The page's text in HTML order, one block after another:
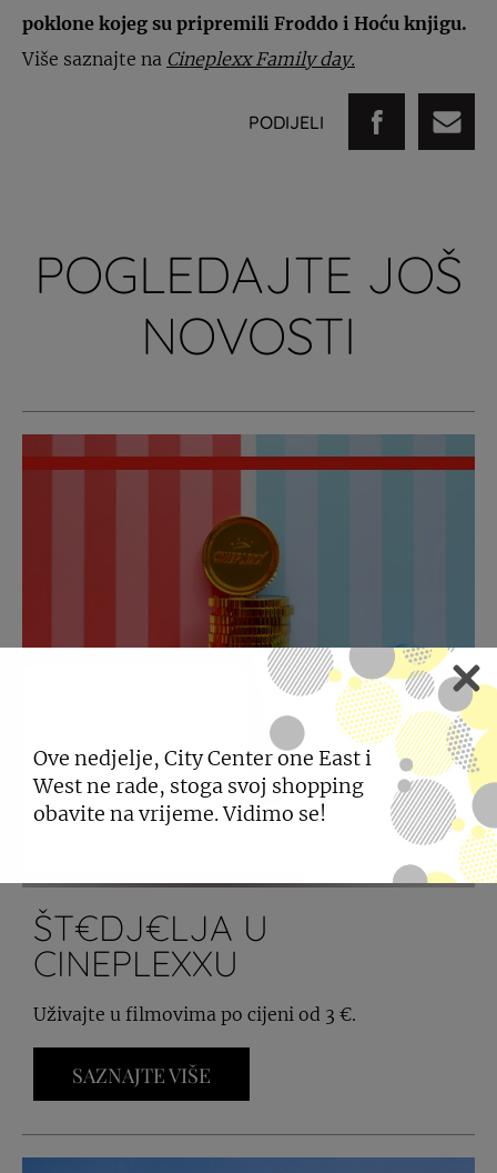
poklone kojeg su pripremili Froddo i Hoću knjigu.
Više saznajte na Cineplexx Family day.
PODIJELI
POGLEDAJTE JOŠ
NOVOSTI
ŠT€DJ€LJA U
CINEPLEXXU
Uživajte u filmovima po cijeni od 3 €.
SAZNAJTE VIŠE
Ove nedjelje, City Center one East i
West ne rade, stoga svoj shopping
obavite na vrijeme. Vidimo se!